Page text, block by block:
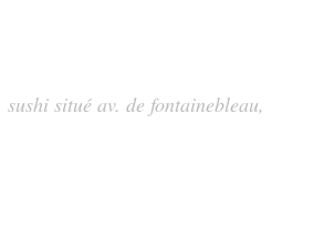
situé av. de fontainebleau,